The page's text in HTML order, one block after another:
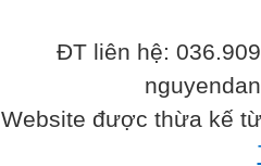
ĐT liên hệ:
Website được thừa kế